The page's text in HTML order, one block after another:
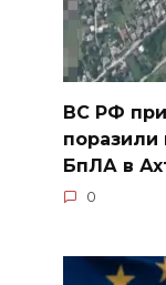
ВС РФ
поразили
БпЛА в
0